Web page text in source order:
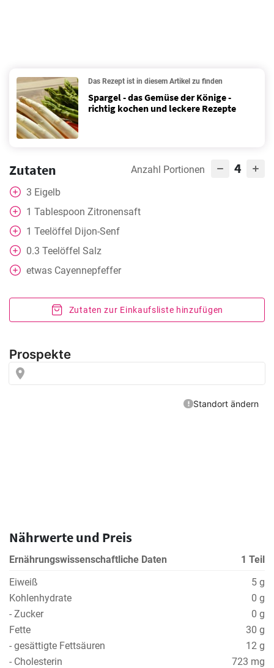
Das Rezept ist in diesem Artikel zu finden
Spargel - das Gemüse der Könige -
richtig kochen und leckere Rezepte
Zutaten Anzahl Portionen 4
3 Eigelb
1 Tablespoon Zitronensaft
1 Teelöffel Dijon-Senf
0.3 Teelöffel Salz
etwas Cayennepfeffer
Zutaten zur Einkaufsliste hinzufügen
Nährwerte und Preis
Ernährungswissenschaftliche Daten
1 Teil
Eiweiß
5 g
Kohlenhydrate
0 g
- Zucker
0 g
Fette
30 g
- gesättigte Fettsäuren
12 g
- Cholesterin
723 mg